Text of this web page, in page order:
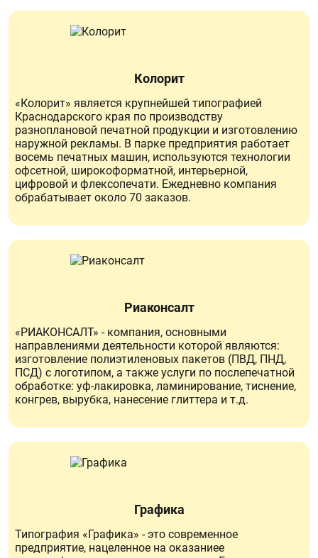
Колорит
«Колорит» является крупнейшей типографией
Краснодарского края по производству
разноплановой печатной продукции и изготовлению
наружной рекламы. В парке предприятия работает
восемь печатных машин, используются технологии
офсетной, широкоформатной, интерьерной,
цифровой и флексопечати. Ежедневно компания
обрабатывает около 70 заказов.
Риаконсалт
«РИАКОНСАЛТ» - компания, основными
направлениями деятельности которой являются:
изготовление полиэтиленовых пакетов (ПВД, ПНД,
ПСД) с логотипом, а также услуги по послепечатной
обработке: уф-лакировка, ламинирование, тиснение,
конгрев, вырубка, нанесение глиттера и т.д.
Графика
Типография «Графика» - это современное
предприятие, нацеленное на оказаниее